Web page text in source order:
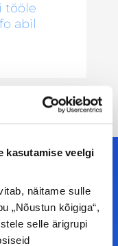
kasutamise veelgi
näitame sulle
„Nõustun kõigiga“,
selle ärigrupi
tööle
abil
vajaliku, et olla